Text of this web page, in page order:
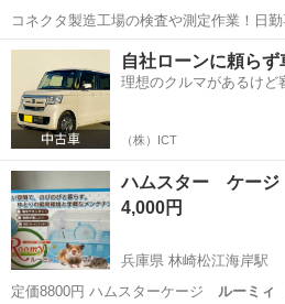
コネクタ製造工場の検査や測定作業！日
日128日★クリーンルーム内作業★マイカ
★就業先食堂利用可！日払い制度あり！《茨城
工場のお仕事 ◇コネクタ製造工...
茨城 常陸大宮市 その他
自社ローンに頼らず
理想のクルマがあるけど
（株）ICT
ハムスター ケー
4,000円
兵庫県 林崎松江海岸駅
定価8800円 ハムスターケージ ルーミィ